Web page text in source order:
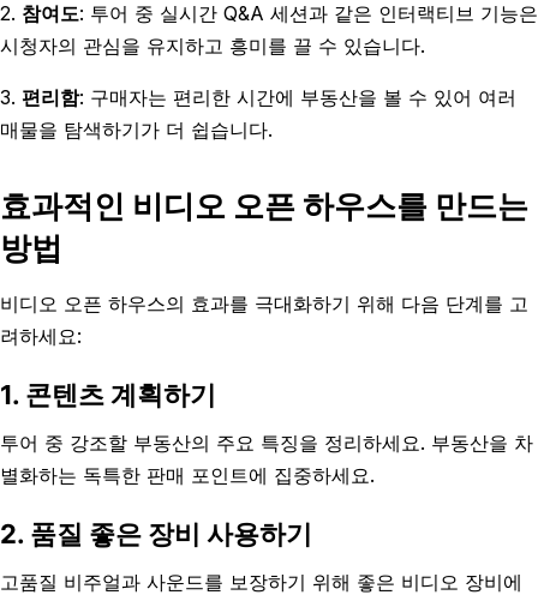
2. 참여도: 투어 중 실시간 Q&A 세션과 같은 인터랙티브 기능은
시청자의 관심을 유지하고 흥미를 끌 수 있습니다.
3. 편리함: 구매자는 편리한 시간에 부동산을 볼 수 있어 여러
매물을 탐색하기가 더 쉽습니다.
효과적인 비디오 오픈 하우스를 만드는
방법
비디오 오픈 하우스의 효과를 극대화하기 위해 다음 단계를 고
려하세요:
1. 콘텐츠 계획하기
투어 중 강조할 부동산의 주요 특징을 정리하세요. 부동산을 차
별화하는 독특한 판매 포인트에 집중하세요.
2. 품질 좋은 장비 사용하기
고품질 비주얼과 사운드를 보장하기 위해 좋은 비디오 장비에